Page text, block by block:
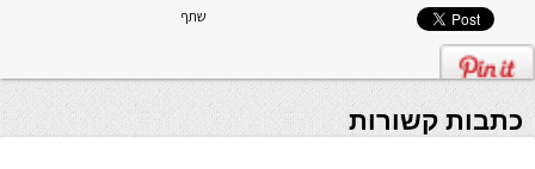
שתף
כתבות קשורות